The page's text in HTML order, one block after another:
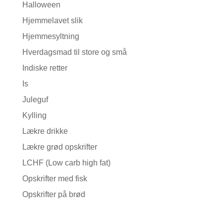
Halloween
Hjemmelavet slik
Hjemmesyltning
Hverdagsmad til store og små
Indiske retter
Is
Juleguf
Kylling
Lækre drikke
Lækre grød opskrifter
LCHF (Low carb high fat)
Opskrifter med fisk
Opskrifter på brød